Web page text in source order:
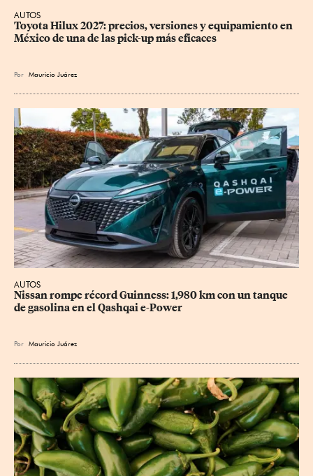
AUTOS
Toyota Hilux 2027: precios, versiones y equipamiento en
México de una de las pick-up más eficaces
Por Mauricio Juárez
AUTOS
Nissan rompe récord Guinness: 1,980 km con un tanque
de gasolina en el Qashqai e-Power
Por Mauricio Juárez